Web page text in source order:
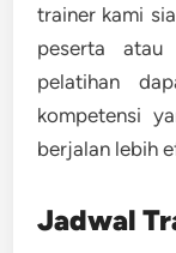
trainer kami
peserta atau
pelatihan
kompetensi
berjalan lebih
Jadwal